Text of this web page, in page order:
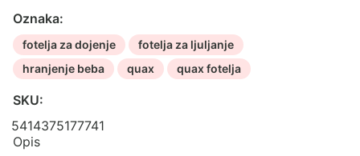
Oznaka:
fotelja za dojenje
fotelja za ljuljanje
hranjenje beba
quax quax fotelja
SKU:
5414375177741
Opis